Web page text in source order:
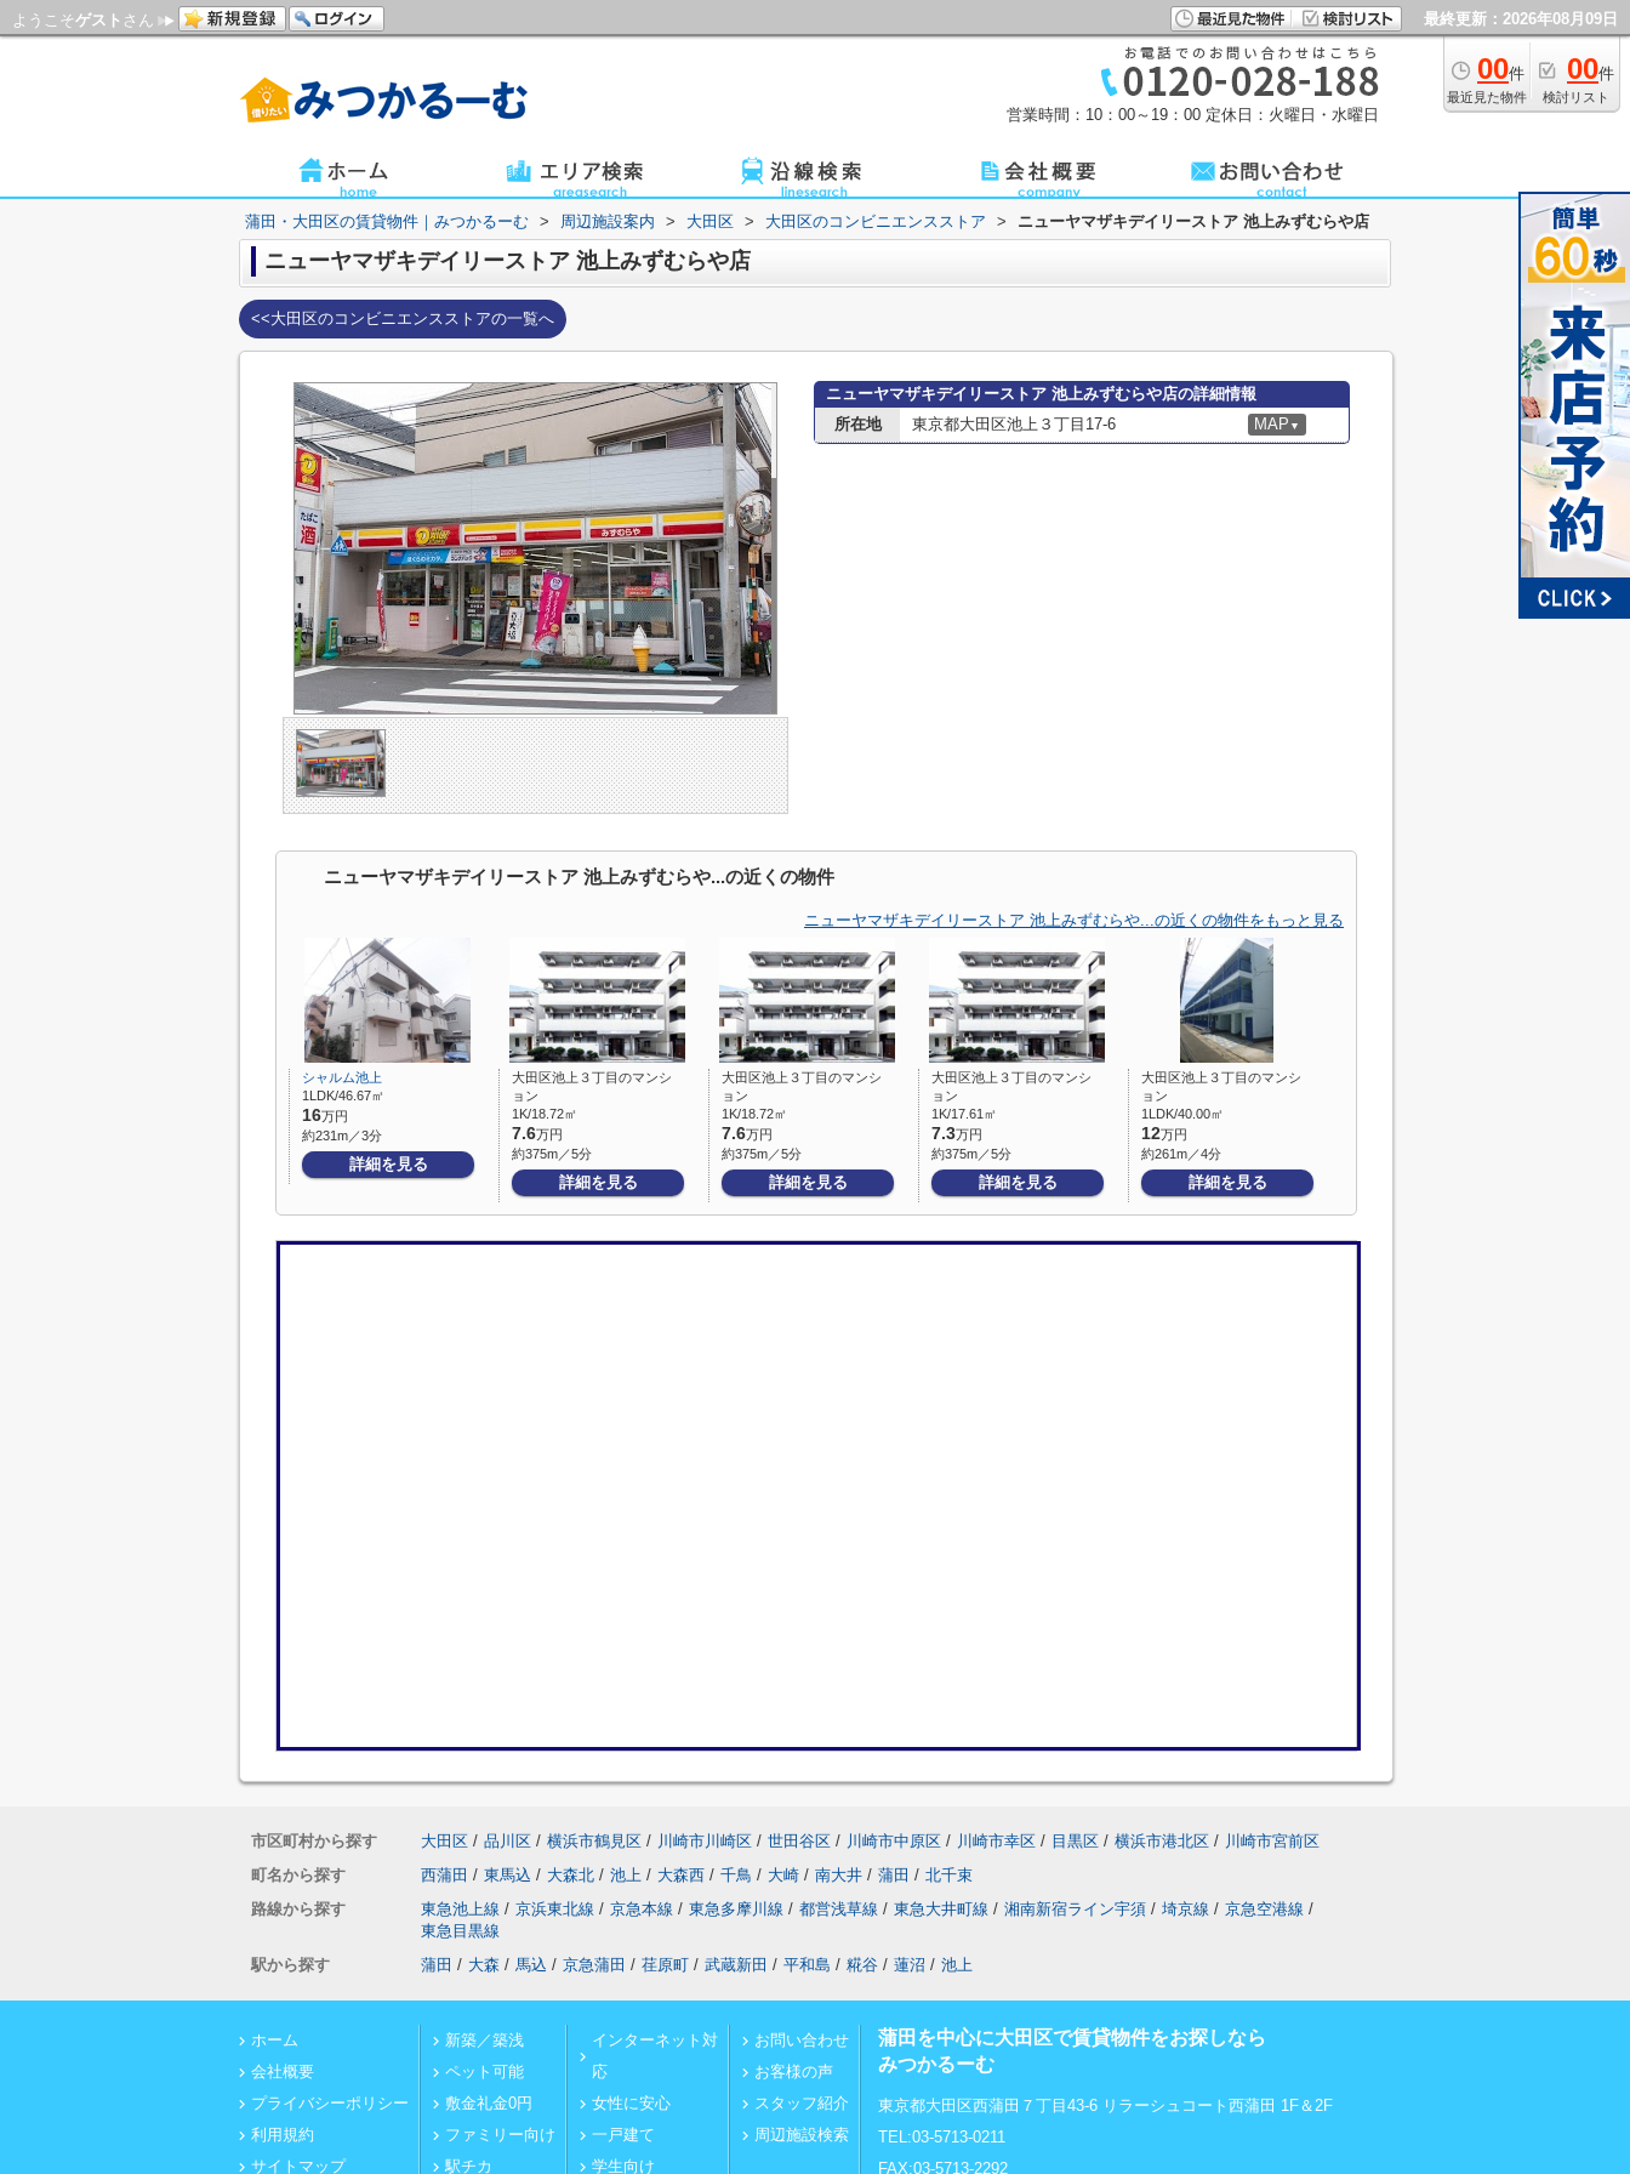
ようこそゲスト さん 最終更新：2026年08月09日
00件
最近見た物件
00件
検討リスト
営業時間：10：00～19：00 定休日：火曜日・水曜日
蒲田・大田区の賃貸物件｜みつかるーむ > 周辺施設案内 > 大田区 > 大田区のコンビニエンスストア > ニューヤマザキデイリーストア 池上みずむらや店
ニューヤマザキデイリーストア 池上みずむらや店
<<大田区のコンビニエンスストアの一覧へ
ニューヤマザキデイリーストア 池上みずむらや店の詳細情報
所在地
東京都大田区池上３丁目17-6 MAP ▼
ニューヤマザキデイリーストア 池上みずむらや...の近くの物件
ニューヤマザキデイリーストア 池上みずむらや...の近くの物件をもっと見る
シャルム池上
1LDK/46.67㎡
16万円
約231m／3分
詳細を見る
大田区池上３丁目のマンシ
ョン
1K/18.72㎡
7.6万円
約375m／5分
詳細を見る
大田区池上３丁目のマンシ
ョン
1K/18.72㎡
7.6万円
約375m／5分
詳細を見る
大田区池上３丁目のマンシ
ョン
1K/17.61㎡
7.3万円
約375m／5分
詳細を見る
大田区池上３丁目のマンシ
ョン
1LDK/40.00㎡
12万円
約261m／4分
詳細を見る
市区町村から探す 大田区 / 品川区 / 横浜市鶴見区 / 川崎市川崎区 / 世田谷区 / 川崎市中原区 / 川崎市幸区 / 目黒区 / 横浜市港北区 / 川崎市宮前区
町名から探す
西蒲田 / 東馬込 / 大森北 / 池上 / 大森西 / 千鳥 / 大崎 / 南大井 / 蒲田 / 北千束
路線から探す
東急池上線 / 京浜東北線 / 京急本線 / 東急多摩川線 / 都営浅草線 / 東急大井町線 / 湘南新宿ライン宇須 / 埼京線 / 京急空港線 /
東急目黒線
駅から探す
蒲田 / 大森 / 馬込 / 京急蒲田 / 荏原町 / 武蔵新田 / 平和島 / 糀谷 / 蓮沼 / 池上
ホーム
会社概要
プライバシーポリシー
利用規約
サイトマップ
新築／築浅
ペット可能
敷金礼金0円
ファミリー向け
駅チカ
インターネット対
応
女性に安心
一戸建て
学生向け
お問い合わせ
お客様の声
スタッフ紹介
周辺施設検索
蒲田を中心に大田区で賃貸物件をお探しなら
みつかるーむ
東京都大田区西蒲田７丁目43-6 リラーシュコート西蒲田 1F＆2F
TEL:03-5713-0211
FAX:03-5713-2292